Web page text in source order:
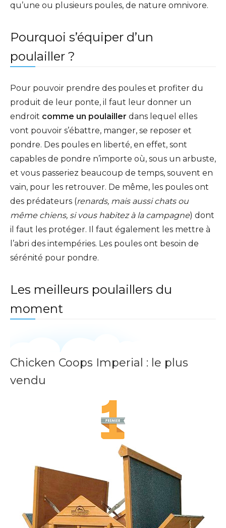
qu’une ou plusieurs poules, de nature omnivore.
Pourquoi s’équiper d’un
poulailler ?
Pour pouvoir prendre des poules et profiter du
produit de leur ponte, il faut leur donner un
endroit comme un poulailler dans lequel elles
vont pouvoir s’ébattre, manger, se reposer et
pondre. Des poules en liberté, en effet, sont
capables de pondre n’importe où, sous un arbuste,
et vous passeriez beaucoup de temps, souvent en
vain, pour les retrouver. De même, les poules ont
des prédateurs (renards, mais aussi chats ou
même chiens, si vous habitez à la campagne) dont
il faut les protéger. Il faut également les mettre à
l’abri des intempéries. Les poules ont besoin de
sérénité pour pondre.
Les meilleurs poulaillers du
moment
Chicken Coops Imperial : le plus
vendu